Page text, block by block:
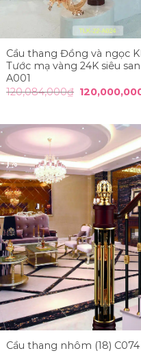
Cầu thang Đồng và ngọc
Tước mạ vàng 24K siêu
A001
120,084,000₫ Giá
-1%
Cầu thang nhôm (18) C074